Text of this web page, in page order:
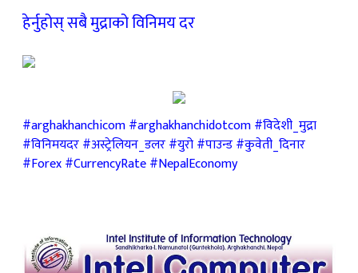
हेर्नुहोस् सबै मुद्राको विनिमय दर
#arghakhanchicom #arghakhanchidotcom #विदेशी_मुद्रा
#विनिमयदर #अस्ट्रेलियन_डलर #युरो #पाउन्ड #कुवेती_दिनार
#Forex #CurrencyRate #NepalEconomy